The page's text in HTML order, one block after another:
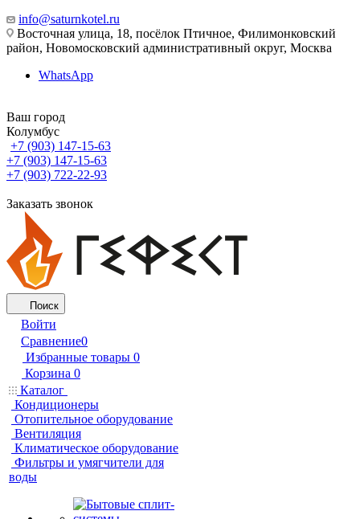
info@saturnkotel.ru
Восточная улица, 18, посёлок Птичное, Филимонковский
район, Новомосковский административный округ, Москва
WhatsApp
Ваш город
Колумбус
+7 (903) 147-15-63
+7 (903) 147-15-63
+7 (903) 722-22-93
Заказать звонок
Поиск
Войти
Сравнение0
Избранные товары 0
Корзина 0
Каталог
Кондиционеры
Отопительное оборудование
Вентиляция
Климатическое оборудование
Фильтры и умягчители для
воды